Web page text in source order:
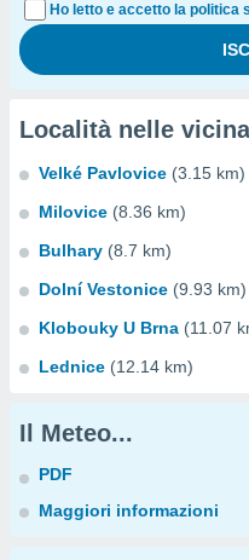
Ho letto e accetto la politica
Località nelle
Velké Pavlovice (3.15 km)
Milovice (8.36 km)
Bulhary (8.7 km)
Dolní Vestonice (9.93 km)
Klobouky U Brna (11.07
Lednice (12.14 km)
Il Meteo...
PDF
Maggiori informazioni